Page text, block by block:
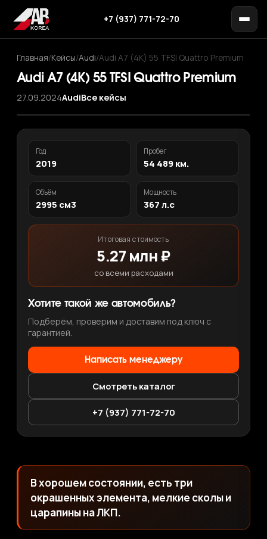
+7 (937) 771-72-70
Главная/Кейсы/Audi/Audi A7 (4K) 55 TFSI Quattro Premium
Audi A7 (4K) 55 TFSI Quattro Premium
27.09.2024AudiВсе кейсы
‹
›
1/ 11
Год
2019
Пробег
54 489 км.
Объём
2995 см3
Мощность
367 л.с
Итоговая стоимость
5.27 млн ₽
со всеми расходами
Хотите такой же автомобиль?
Подберём, проверим и доставим под ключ с
гарантией.
Написать менеджеру
Смотреть каталог
+7 (937) 771-72-70
В хорошем состоянии, есть три
окрашенных элемента, мелкие сколы и
царапины на ЛКП.